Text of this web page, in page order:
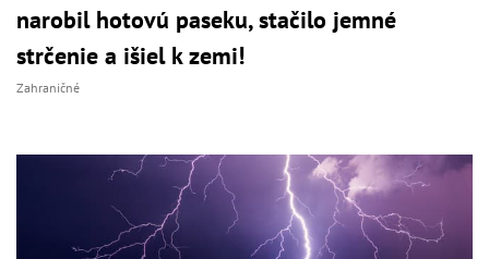
narobil hotovú paseku, stačilo jemné
strčenie a išiel k zemi!
Zahraničné